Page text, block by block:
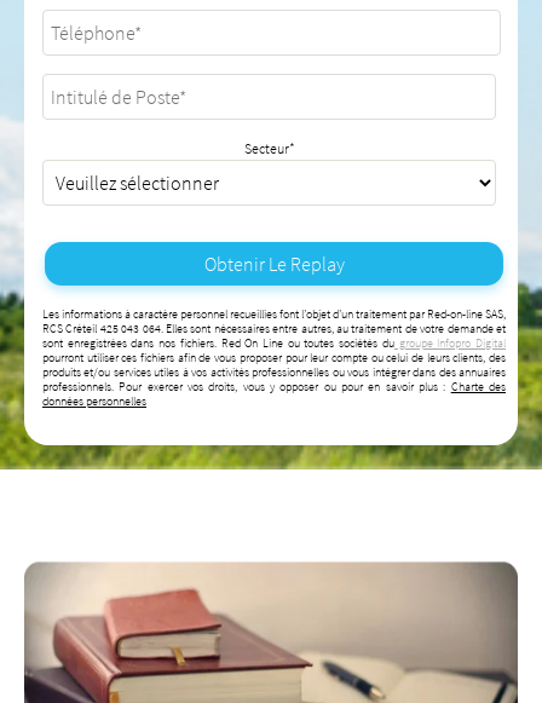
Secteur*
Les informations à caractère personnel recueillies font l’objet d’un traitement par Red-on-line SAS,
RCS Créteil 425 043 064. Elles sont nécessaires entre autres, au traitement de votre demande et
sont enregistrées dans nos fichiers. Red On Line ou toutes sociétés dugroupe Infopro Digital
pourront utiliser ces fichiers afin de vous proposer pour leur compte ou celui de leurs clients, des
produits et/ou services utiles à vos activités professionnelles ou vous intégrer dans des annuaires
professionnels. Pour exercer vos droits, vous y opposer ou pour en savoir plus : Charte des
données personnelles